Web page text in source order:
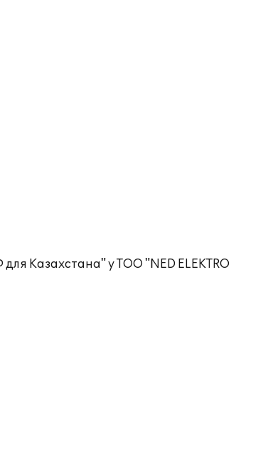
Казахстана" у ТОО "NED ELEKTRO